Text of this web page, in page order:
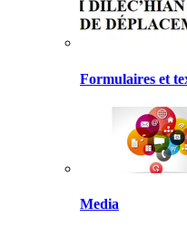
Formulaires et
Media